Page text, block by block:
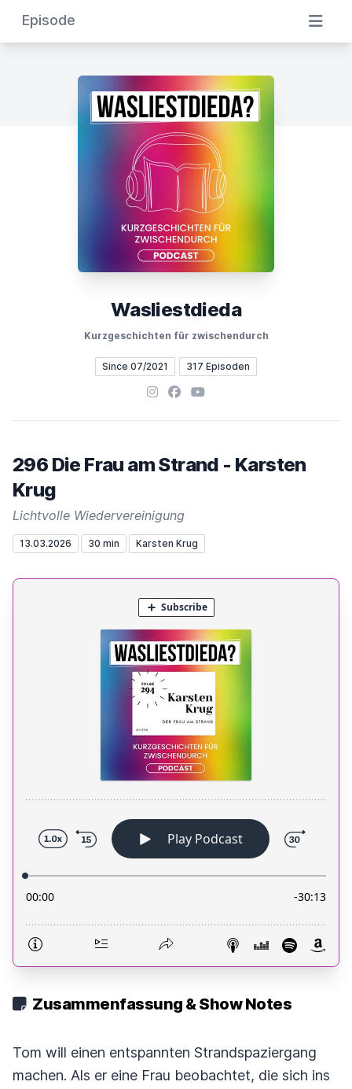
Episode
Wasliestdieda
Kurzgeschichten für zwischendurch
Since 07/2021 317 Episoden
Instagram
Facebook
YouTube
296 Die Frau am Strand - Karsten
Krug
Lichtvolle Wiedervereinigung
13.03.2026 30 min Karsten Krug
Zusammenfassung & Show Notes
Tom will einen entspannten Strandspaziergang
machen. Als er eine Frau beobachtet, die sich ins